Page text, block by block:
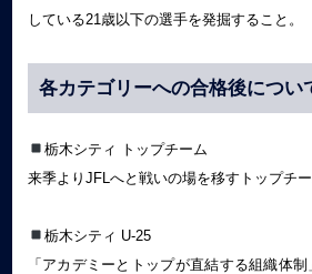
している21歳以下の選手を発掘すること。
各カテゴリーへの合格後につい
栃木シティ トップチーム
来季よりJFLへと戦いの場を移すトップチー
栃木シティ U-25
「アカデミーとトップが直結する組織体